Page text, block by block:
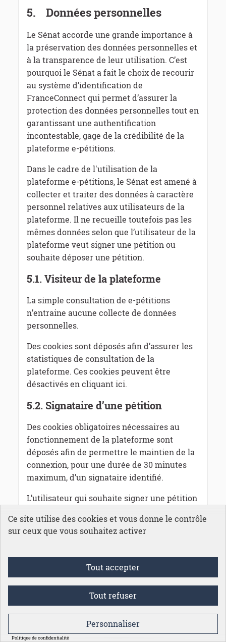
5. Données personnelles
Le Sénat accorde une grande importance à
la préservation des données personnelles et
à la transparence de leur utilisation. C’est
pourquoi le Sénat a fait le choix de recourir
au système d’identification de
FranceConnect qui permet d’assurer la
protection des données personnelles tout en
garantissant une authentification
incontestable, gage de la crédibilité de la
plateforme e-pétitions.
Dans le cadre de l'utilisation de la
plateforme e-pétitions, le Sénat est amené à
collecter et traiter des données à caractère
personnel relatives aux utilisateurs de la
plateforme. Il ne recueille toutefois pas les
mêmes données selon que l’utilisateur de la
plateforme veut signer une pétition ou
souhaite déposer une pétition.
5.1. Visiteur de la plateforme
La simple consultation de e-pétitions
n’entraine aucune collecte de données
personnelles.
Des cookies sont déposés afin d’assurer les
statistiques de consultation de la
plateforme. Ces cookies peuvent être
désactivés en cliquant ici.
5.2. Signataire d’une pétition
Des cookies obligatoires nécessaires au
fonctionnement de la plateforme sont
déposés afin de permettre le maintien de la
connexion, pour une durée de 30 minutes
maximum, d’un signataire identifié.
L’utilisateur qui souhaite signer une pétition
alors attribuer un identifiant technique
« signataire » au format OpenIDConnect afin
Auteur d'une pétition
Des cookies obligatoires nécessaires au
fonctionnement de la plateforme sont
Ce site utilise des cookies et vous donne le contrôle
sur ceux que vous souhaitez activer
Tout accepter
Tout refuser
Personnaliser
Politique de confidentialité